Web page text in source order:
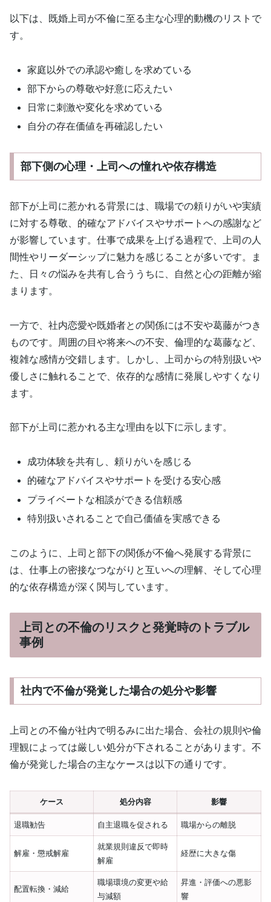
以下は、既婚上司が不倫に至る主な心理的動機のリストで
す。
家庭以外での承認や癒しを求めている
部下からの尊敬や好意に応えたい
日常に刺激や変化を求めている
自分の存在価値を再確認したい
部下側の心理・上司への憧れや依存構造
部下が上司に惹かれる背景には、職場での頼りがいや実績
に対する尊敬、的確なアドバイスやサポートへの感謝など
が影響しています。仕事で成果を上げる過程で、上司の人
間性やリーダーシップに魅力を感じることが多いです。ま
た、日々の悩みを共有し合ううちに、自然と心の距離が縮
まります。
一方で、社内恋愛や既婚者との関係には不安や葛藤がつき
ものです。周囲の目や将来への不安、倫理的な葛藤など、
複雑な感情が交錯します。しかし、上司からの特別扱いや
優しさに触れることで、依存的な感情に発展しやすくなり
ます。
部下が上司に惹かれる主な理由を以下に示します。
成功体験を共有し、頼りがいを感じる
的確なアドバイスやサポートを受ける安心感
プライベートな相談ができる信頼感
特別扱いされることで自己価値を実感できる
このように、上司と部下の関係が不倫へ発展する背景に
は、仕事上の密接なつながりと互いへの理解、そして心理
的な依存構造が深く関与しています。
上司との不倫のリスクと発覚時のトラブル
事例
社内で不倫が発覚した場合の処分や影響
上司との不倫が社内で明るみに出た場合、会社の規則や倫
理観によっては厳しい処分が下されることがあります。不
倫が発覚した場合の主なケースは以下の通りです。
ケース 処分内容 影響
退職勧告 自主退職を促される 職場からの離脱
解雇・懲戒解雇
就業規則違反で即時
解雇
経歴に大きな傷
配置転換・減給
職場環境の変更や給
与減額
昇進・評価への悪影
響